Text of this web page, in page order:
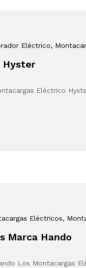
Eléctrico,
Hyster
Eléctrico
Eléctricos,
Marca Hando
Los Montacargas